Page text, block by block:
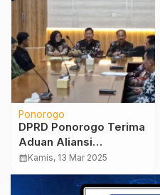
Ponorogo
DPRD Ponorogo Terima
Aduan Aliansi
Masyarakat Sadar
Hukum Terkait Koperasi
calendar_monthKamis, 13 Mar 2025